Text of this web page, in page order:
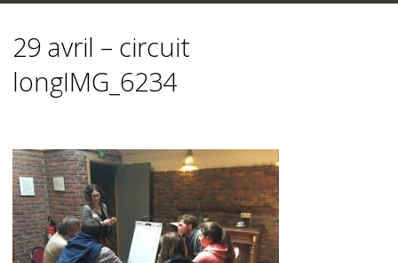
contenu
principal
29 avril – circuit
longIMG_6234